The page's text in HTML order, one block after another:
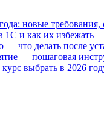
новые требования,
и как их избежать
что делать после
— пошаговая
выбрать в 2026